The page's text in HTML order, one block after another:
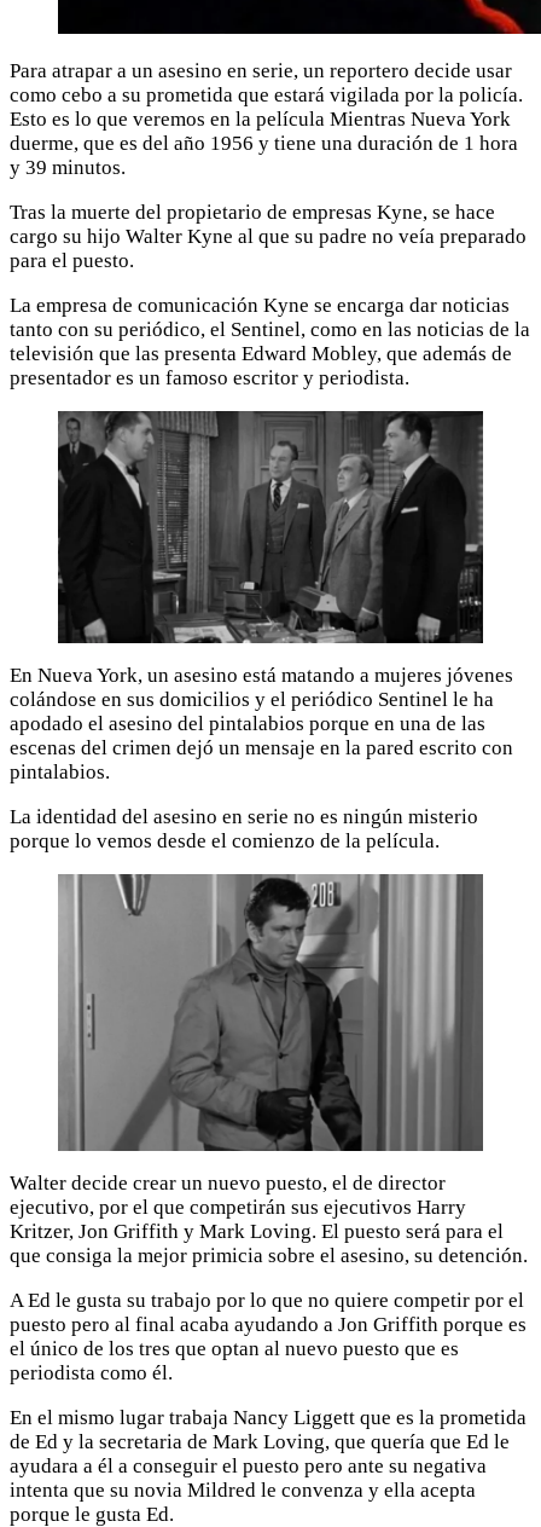
Para atrapar a un asesino en serie, un reportero decide usar
como cebo a su prometida que estará vigilada por la policía.
Esto es lo que veremos en la película Mientras Nueva York
duerme, que es del año 1956 y tiene una duración de 1 hora
y 39 minutos.
Tras la muerte del propietario de empresas Kyne, se hace
cargo su hijo Walter Kyne al que su padre no veía preparado
para el puesto.
La empresa de comunicación Kyne se encarga dar noticias
tanto con su periódico, el Sentinel, como en las noticias de la
televisión que las presenta Edward Mobley, que además de
presentador es un famoso escritor y periodista.
En Nueva York, un asesino está matando a mujeres jóvenes
colándose en sus domicilios y el periódico Sentinel le ha
apodado el asesino del pintalabios porque en una de las
escenas del crimen dejó un mensaje en la pared escrito con
pintalabios.
La identidad del asesino en serie no es ningún misterio
porque lo vemos desde el comienzo de la película.
Walter decide crear un nuevo puesto, el de director
ejecutivo, por el que competirán sus ejecutivos Harry
Kritzer, Jon Griffith y Mark Loving. El puesto será para el
que consiga la mejor primicia sobre el asesino, su detención.
A Ed le gusta su trabajo por lo que no quiere competir por el
puesto pero al final acaba ayudando a Jon Griffith porque es
el único de los tres que optan al nuevo puesto que es
periodista como él.
En el mismo lugar trabaja Nancy Liggett que es la prometida
de Ed y la secretaria de Mark Loving, que quería que Ed le
ayudara a él a conseguir el puesto pero ante su negativa
intenta que su novia Mildred le convenza y ella acepta
porque le gusta Ed.